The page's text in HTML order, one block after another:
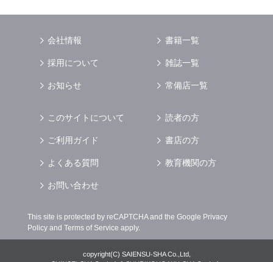
会社情報
採用について
お知らせ
書籍一覧
雑誌一覧
常備店一覧
このサイトについて
ご利用ガイド
よくある質問
お問い合わせ
読者の方
書店の方
教育機関の方
This site is protected by reCAPTCHA and the Google Privacy
Policyand Terms of Service apply.
copyright(C) SAIENSU-SHA Co.,Ltd,